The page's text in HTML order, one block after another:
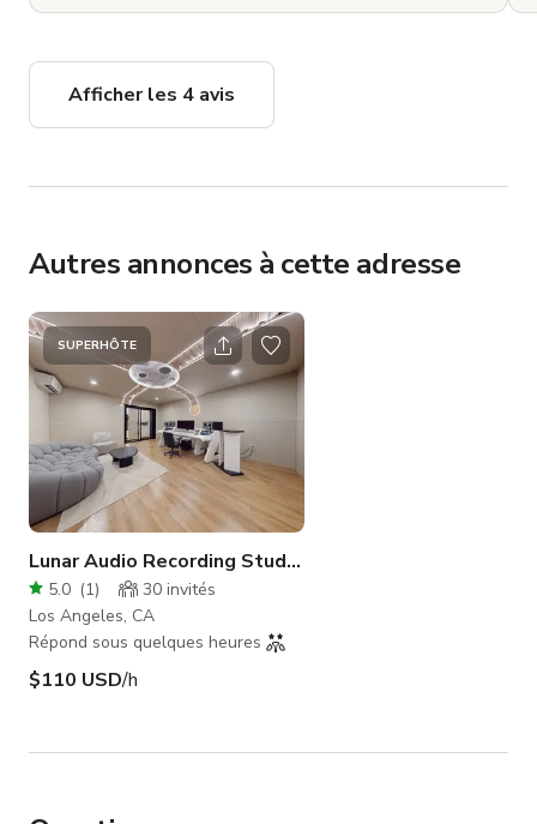
Afficher les 4 avis
Autres annonces à cette adresse
SUPERHÔTE
Lunar Audio Recording Studio with LED Lights
5.0 (1) 30 invités
Los Angeles, CA
Répond sous quelques heures
$110 USD/h